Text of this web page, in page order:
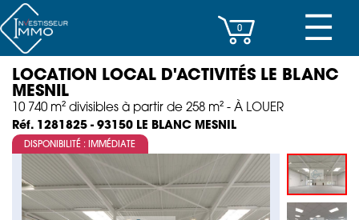
CENTRES D’AFFAIRES
IMMEUBLES DE RAPPORT
PROPERTY MANAGEMENT
PROGRAMMES NEUFS
☰
0
LOCATION LOCAL D'ACTIVITÉS LE BLANC
MESNIL
10 740 m² divisibles à partir de 258 m² - À LOUER
Réf. 1281825 - 93150 LE BLANC MESNIL
DISPONIBILITÉ : IMMÉDIATE